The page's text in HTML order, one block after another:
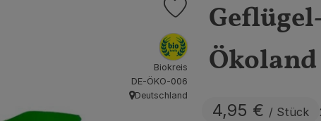
Ökoland
4,95 € / Stück
Produkt zu Favouriten
, Verband:
Biokreis
, Kontrollstelle:
DE-ÖKO-006
, Herkunft:
Deutschland